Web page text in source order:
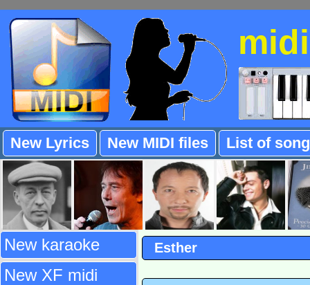
New Lyrics New MIDI files List of
New karaoke
New XF midi
Esther